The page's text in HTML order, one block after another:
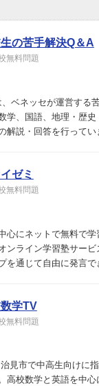
の苦手解決Q＆A
無料問題
ベネッセが運営する
学、国語、地理・歴
解説・回答を行ってい
ゼミ
無料問題
心にネットで無料で
ンライン学習塾サー
を通じて自由に発言で
学TV
無料問題
見市で中高生向けに
高校数学と英語を中